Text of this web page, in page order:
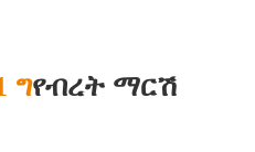
ግየብረት ማርሽ